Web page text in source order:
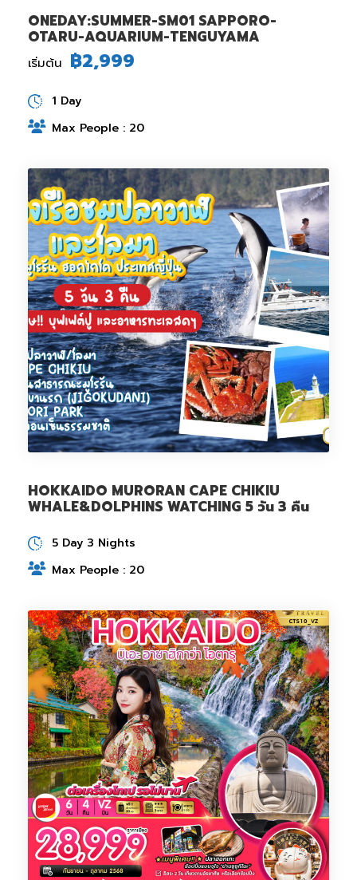
ONEDAY:SUMMER-SM01 SAPPORO-
OTARU-AQUARIUM-TENGUYAMA
เริ่มต้น ฿2,999
1 Day
Max People : 20
HOKKAIDO MURORAN CAPE CHIKIU
WHALE&DOLPHINS WATCHING 5 วัน 3 คืน
5 Day 3 Nights
Max People : 20